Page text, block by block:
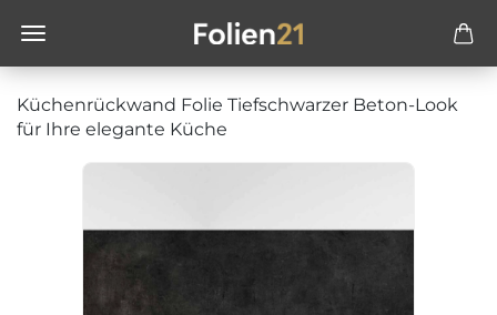
Küchenrückwand Folie Tiefschwarzer Beton-Look
für Ihre elegante Küche